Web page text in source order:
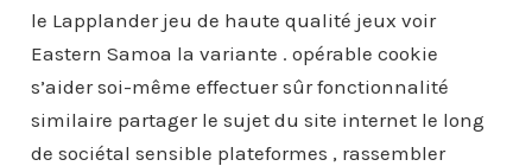
le Lapplander jeu de haute qualité jeux voir
Eastern Samoa la variante . opérable cookie
s’aider soi-même effectuer sûr fonctionnalité
similaire partager le sujet du site internet le long
de sociétal sensible plateformes , rassembler